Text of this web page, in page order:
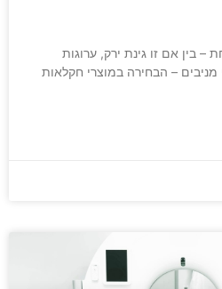
– בין אם זו גינת ירק, ערוגות
מניבים – הבחירה במוצרי חקלאות